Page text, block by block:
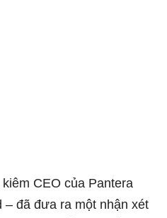
CEO của Pantera
– đã đưa ra một nhận xét